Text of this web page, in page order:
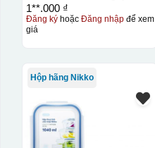
1**.000 ₫
Đăng kýhoặc Đăng nhậpđể xem
giá
Hộp hãng Nikko